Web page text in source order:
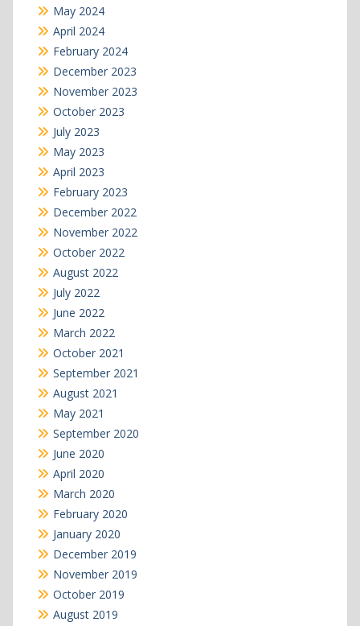
May 2024
April 2024
February 2024
December 2023
November 2023
October 2023
July 2023
May 2023
April 2023
February 2023
December 2022
November 2022
October 2022
August 2022
July 2022
June 2022
March 2022
October 2021
September 2021
August 2021
May 2021
September 2020
June 2020
April 2020
March 2020
February 2020
January 2020
December 2019
November 2019
October 2019
August 2019